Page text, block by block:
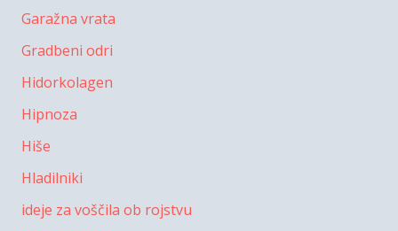
Garažna vrata
Gradbeni odri
Hidorkolagen
Hipnoza
Hiše
Hladilniki
ideje za voščila ob rojstvu